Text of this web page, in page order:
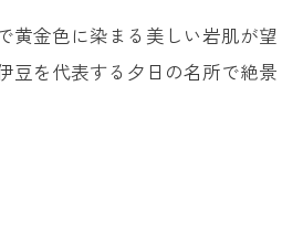
黄金色に染まる美しい岩肌が望
豆を代表する夕日の名所で絶景